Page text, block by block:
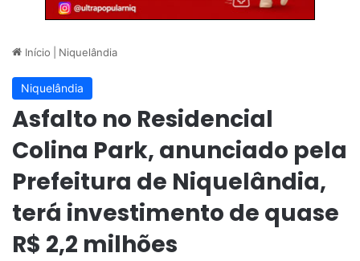
Início Niquelândia
Niquelândia
Asfalto no Residencial
Colina Park, anunciado pela
Prefeitura de Niquelândia,
terá investimento de quase
R$ 2,2 milhões